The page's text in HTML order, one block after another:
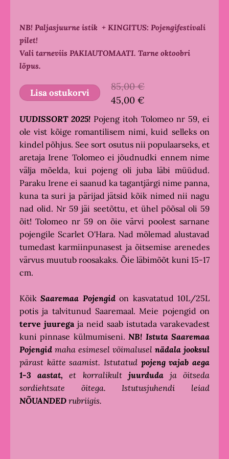
NB! Paljasjuurne istik + KINGITUS: Pojengifestivali
pilet!
Vali tarneviis PAKIAUTOMAATI. Tarne oktoobri
lõpus.
Lisa ostukorvi
85,00 €
45,00 €
UUDISSORT 2025! Pojeng itoh Tolomeo nr 59, ei
ole vist kõige romantilisem nimi, kuid selleks on
kindel põhjus. See sort osutus nii populaarseks, et
aretaja Irene Tolomeo ei jõudnudki ennem nime
välja mõelda, kui pojeng oli juba läbi müüdud.
Paraku Irene ei saanud ka tagantjärgi nime panna,
kuna ta suri ja pärijad jätsid kõik nimed nii nagu
nad olid. Nr 59 jäi seetõttu, et ühel põõsal oli 59
õit! Tolomeo nr 59 on õie värvi poolest sarnane
pojengile Scarlet O'Hara. Nad mõlemad alustavad
tumedast karmiinpunasest ja õitsemise arenedes
värvus muutub roosakaks. Õie läbimõõt kuni 15-17
cm.
KõikSaaremaa Pojengidon kasvatatud 10L/25L
potis ja talvitunud Saaremaal. Meie pojengid on
terve juuregaja neid saab istutada varakevadest
kuni pinnase külmumiseni.NB! IstutaSaaremaa
Pojengid maha esimesel võimalusel nädala jooksul
pärast kätte saamist. Istutatud pojeng vajab aega
1-3 aastat,et korralikult juurdudaja õitseda
sordiehtsate õitega. Istutusjuhendi leiad
NÕUANDED rubriigis.